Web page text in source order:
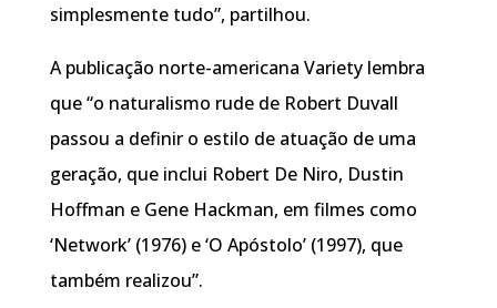
simplesmente tudo”, partilhou.
A publicação norte-americana Variety lembra
que “o naturalismo rude de Robert Duvall
passou a definir o estilo de atuação de uma
geração, que inclui Robert De Niro, Dustin
Hoffman e Gene Hackman, em filmes como
‘Network’ (1976) e ‘O Apóstolo’ (1997), que
também realizou”.